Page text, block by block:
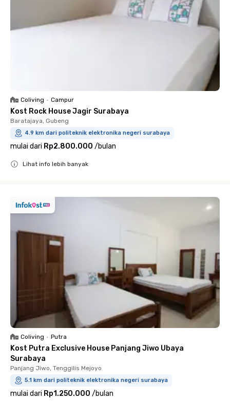
Coliving • Campur
Kost Rock House Jagir Surabaya
Baratajaya, Gubeng
4.9 km dari politeknik elektronika negeri surabaya
mulai dari Rp2.800.000 /bulan
Lihat info lebih banyak
Coliving • Putra
Kost Putra Exclusive House Panjang Jiwo Ubaya
Surabaya
Panjang Jiwo, Tenggilis Mejoyo
5.1 km dari politeknik elektronika negeri surabaya
mulai dari Rp1.250.000 /bulan